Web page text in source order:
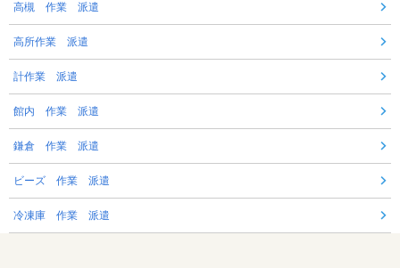
高槻 作業 派遣
高所作業 派遣
計作業 派遣
館内 作業 派遣
鎌倉 作業 派遣
ビーズ 作業 派遣
冷凍庫 作業 派遣